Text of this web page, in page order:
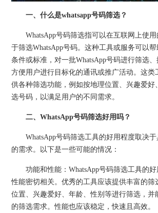
一、什么是whatsapp号码筛选？
WhatsApp号码筛选指可以在互联网上使用
于筛选WhatsApp号码。这种工具或服务可以
条件或标准，对一批WhatsApp号码进行筛选
方便用户进行目标化的通讯或推广活动。这类
供各种筛选功能，例如按地理位置、兴趣爱好
选号码，以满足用户的不同需求。
二、WhatsApp号码筛选好用吗？
WhatsApp号码筛选工具的好用程度取决于
的需求。以下是一些可能的情况：
功能和性能：WhatsApp号码筛选工具的好
性能密切相关。优秀的工具应该提供丰富的筛
位置、兴趣爱好、年龄、性别等进行筛选，并
的筛选需求。性能也应该稳定，快速且高效。